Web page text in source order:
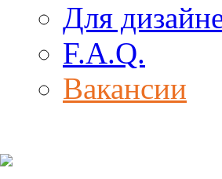
Для
F.A.Q.
Вакансии